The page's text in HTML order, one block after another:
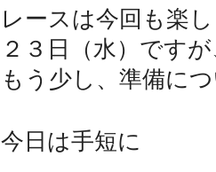
レースは今回も楽
２３日（水）です
もう少し、準備に
今日は手短に